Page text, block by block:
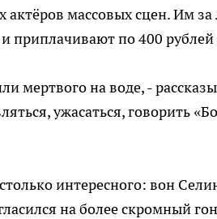
массовых сцен. Им за
приплачивают по 400 рублей
мертвого на воде, -
ужасаться, говорить
интересного: вон
на более скромный